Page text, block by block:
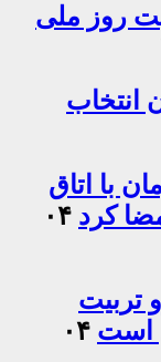
روز ملی
انتخاب
با اتاق
کرد ۰۴
تربیت
است ۰۴